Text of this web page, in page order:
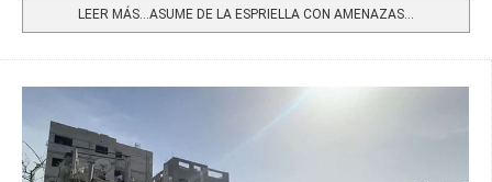
LEER MÁS…ASUME DE LA ESPRIELLA CON AMENAZAS...